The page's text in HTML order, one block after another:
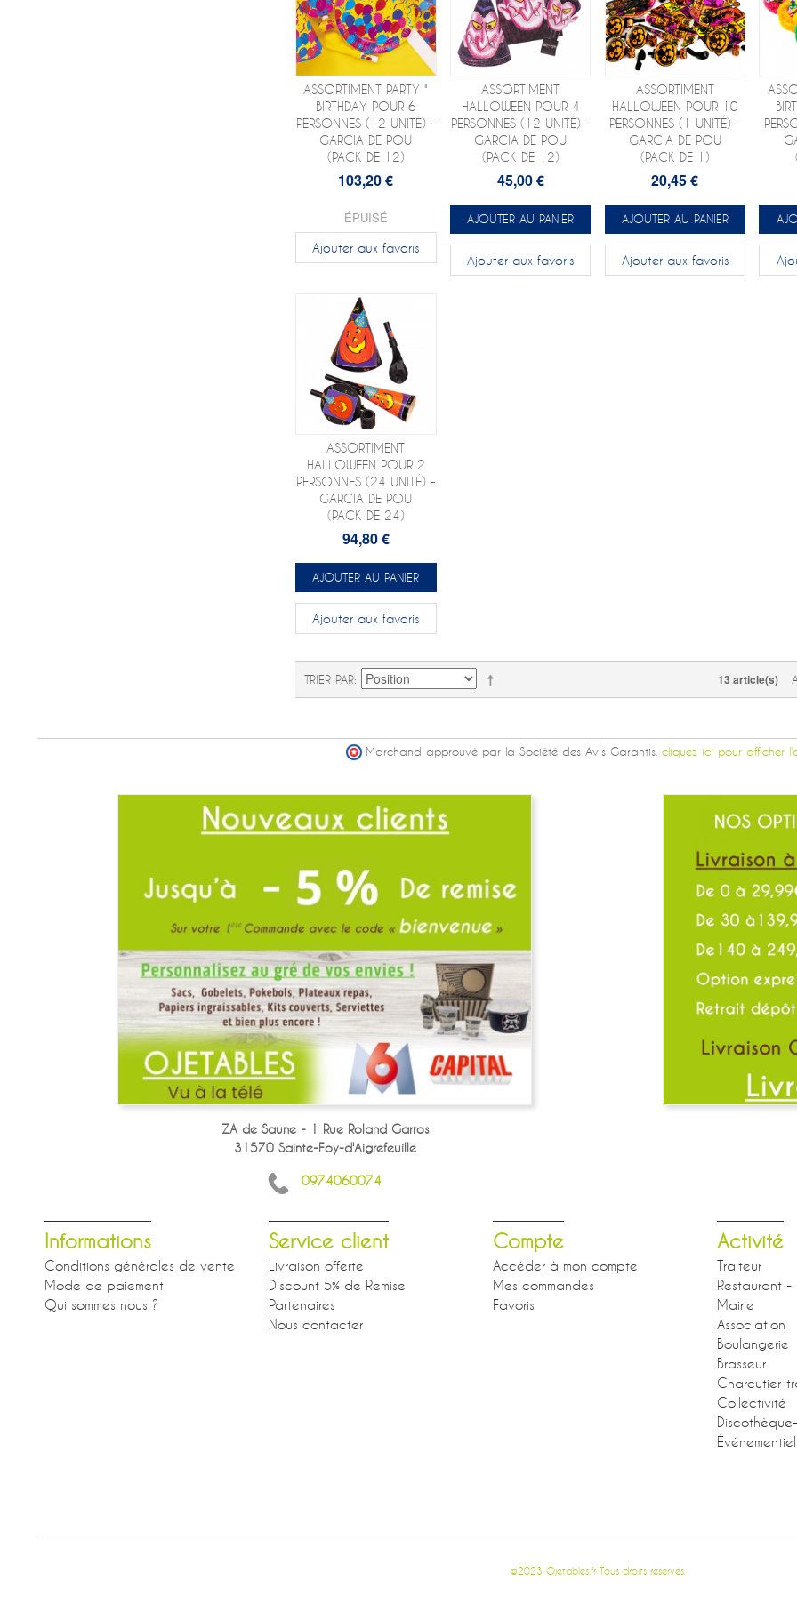
ASSORTIMENT PARTY "
BIRTHDAY POUR 6
PERSONNES (12 UNITÉ) -
GARCIA DE POU
(PACK DE 12)
103,20 €
ÉPUISÉ
Ajouter aux favoris
ASSORTIMENT
HALLOWEEN POUR 4
PERSONNES (12 UNITÉ) -
GARCIA DE POU
(PACK DE 12)
45,00 €
AJOUTER AU PANIER
Ajouter aux favoris
ASSORTIMENT
HALLOWEEN POUR 10
PERSONNES (1 UNITÉ) -
GARCIA DE POU
(PACK DE 1)
20,45 €
AJOUTER AU PANIER
Ajouter aux favoris
ASSORTIMENT
HALLOWEEN POUR 2
PERSONNES (24 UNITÉ) -
GARCIA DE POU
(PACK DE 24)
94,80 €
AJOUTER AU PANIER
Ajouter aux favoris
TRIER PAR 13 article(s)
Marchand approuvé par la Société des Avis Garantis, cliquez ici pour afficher
ZA de Saune - 1 Rue Roland Garros
31570 Sainte-Foy-d'Aigrefeuille
0974060074
Informations
Conditions générales de vente
Mode de paiement
Qui sommes nous ?
Service client
Livraison offerte
Discount 5% de Remise
Partenaires
Nous contacter
Compte
Accéder à mon compte
Mes commandes
Favoris
Activité
Traiteur
Restaurant -
Mairie
Association
Boulangerie
Brasseur
Charcutier-
Collectivité
Événementiel
©2023 Ojetables.fr Tous droits réservés.